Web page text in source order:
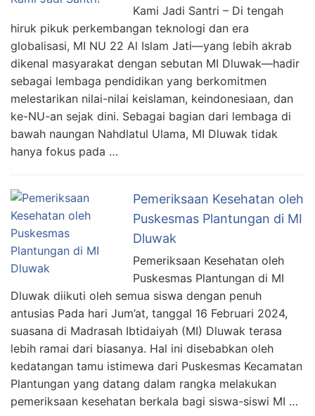
Kami Jadi Santri – Di tengah
hiruk pikuk perkembangan teknologi dan era
globalisasi, MI NU 22 Al Islam Jati—yang lebih akrab
dikenal masyarakat dengan sebutan MI Dluwak—hadir
sebagai lembaga pendidikan yang berkomitmen
melestarikan nilai-nilai keislaman, keindonesiaan, dan
ke-NU-an sejak dini. Sebagai bagian dari lembaga di
bawah naungan Nahdlatul Ulama, MI Dluwak tidak
hanya fokus pada …
Pemeriksaan Kesehatan oleh
Puskesmas Plantungan di MI
Dluwak
Pemeriksaan Kesehatan oleh
Puskesmas Plantungan di MI
Dluwak diikuti oleh semua siswa dengan penuh
antusias Pada hari Jum’at, tanggal 16 Februari 2024,
suasana di Madrasah Ibtidaiyah (MI) Dluwak terasa
lebih ramai dari biasanya. Hal ini disebabkan oleh
kedatangan tamu istimewa dari Puskesmas Kecamatan
Plantungan yang datang dalam rangka melakukan
pemeriksaan kesehatan berkala bagi siswa-siswi MI …